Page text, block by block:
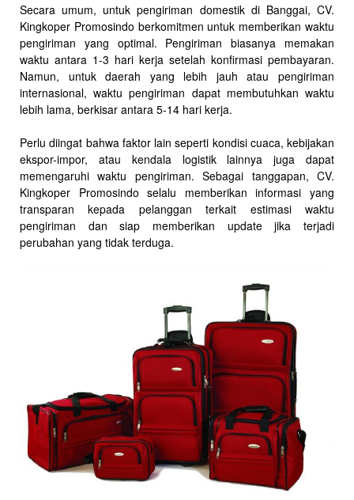
Secara umum, untuk pengiriman domestik di Banggai, CV.
Kingkoper Promosindo berkomitmen untuk memberikan waktu
pengiriman yang optimal. Pengiriman biasanya memakan
waktu antara 1-3 hari kerja setelah konfirmasi pembayaran.
Namun, untuk daerah yang lebih jauh atau pengiriman
internasional, waktu pengiriman dapat membutuhkan waktu
lebih lama, berkisar antara 5-14 hari kerja.
Perlu diingat bahwa faktor lain seperti kondisi cuaca, kebijakan
ekspor-impor, atau kendala logistik lainnya juga dapat
memengaruhi waktu pengiriman. Sebagai tanggapan, CV.
Kingkoper Promosindo selalu memberikan informasi yang
transparan kepada pelanggan terkait estimasi waktu
pengiriman dan siap memberikan update jika terjadi
perubahan yang tidak terduga.